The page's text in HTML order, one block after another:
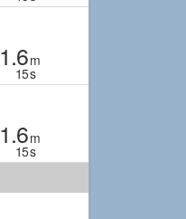
1.6m
15s
1.6m
15s